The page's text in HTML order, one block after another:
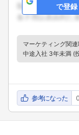
で登録
マーケティング関連
中途入社 3年未満 (
参考になった 0